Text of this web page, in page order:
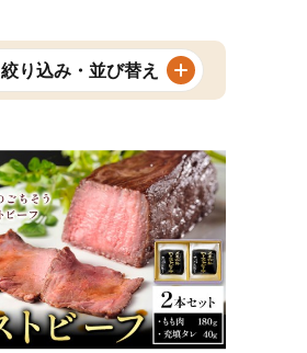
絞り込み・並び替え